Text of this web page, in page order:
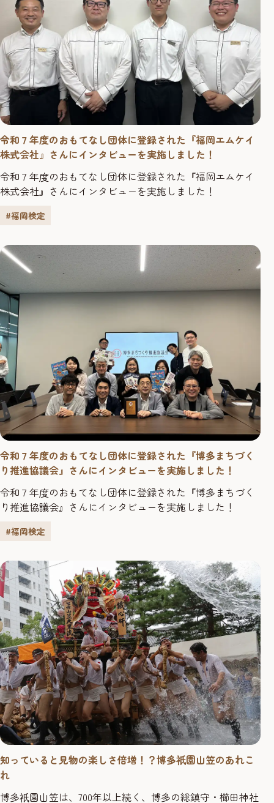
令和７年度のおもてなし団体に登録された『福岡エムケイ
株式会社』さんにインタビューを実施しました！
令和７年度のおもてなし団体に登録された『福岡エムケイ
株式会社』さんにインタビューを実施しました！
#福岡検定
令和７年度のおもてなし団体に登録された『博多まちづく
り推進協議会』さんにインタビューを実施しました！
令和７年度のおもてなし団体に登録された『博多まちづく
り推進協議会』さんにインタビューを実施しました！
#福岡検定
知っていると見物の楽しさ倍増！？博多祇園山笠のあれこ
れ
博多祇園山笠は、700年以上続く、博多の総鎮守・櫛田神社